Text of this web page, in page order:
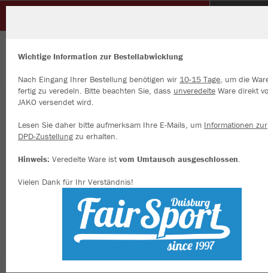
Wichtige Information zur Bestellabwicklung
Nach Eingang Ihrer Bestellung benötigen wir 10-15 Tage, um die
fertig zu veredeln. Bitte beachten Sie, dass unveredelte Ware direkt
JAKO versendet wird.
Lesen Sie daher bitte aufmerksam Ihre E-Mails, um Informationen zur
DPD-Zustellung zu erhalten.
Hinweis: Veredelte Ware istvom Umtausch ausgeschlossen.
Vielen Dank für Ihr Verständnis!
Wir verwenden Cookies
Inhalte anzeigen und unsere Website verbessern. Weitere
zu den Cookies findest Du in den Einstellungen.
Alle akzeptieren
Alle ablehnen
mehr Infos
Datenschutz
Impressum